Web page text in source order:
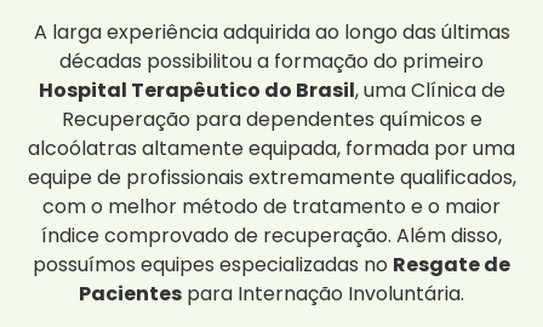
A larga experiência adquirida ao longo das últimas
décadas possibilitou a formação do primeiro
Hospital Terapêutico do Brasil, uma Clínica de
Recuperação para dependentes químicos e
alcoólatras altamente equipada, formada por uma
equipe de profissionais extremamente qualificados,
com o melhor método de tratamento e o maior
índice comprovado de recuperação. Além disso,
possuímos equipes especializadas no Resgate de
Pacientes para Internação Involuntária.